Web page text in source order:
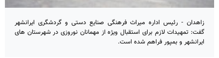
زاهدان - رئیس اداره میراث فرهنگی صنایع دستی و گردشگری ایرانشهر
گفت: تمهیدات لازم برای استقبال ویژه از مهمانان نوروزی در شهرستان های
ایرانشهر و بمپور فراهم شده است.